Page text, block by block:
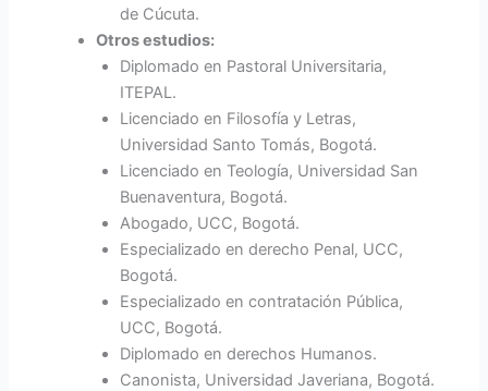
de Cúcuta.
Otros estudios:
Diplomado en Pastoral Universitaria,
ITEPAL.
Licenciado en Filosofía y Letras,
Universidad Santo Tomás, Bogotá.
Licenciado en Teología, Universidad San
Buenaventura, Bogotá.
Abogado, UCC, Bogotá.
Especializado en derecho Penal, UCC,
Bogotá.
Especializado en contratación Pública,
UCC, Bogotá.
Diplomado en derechos Humanos.
Canonista, Universidad Javeriana, Bogotá.